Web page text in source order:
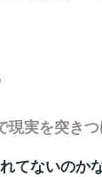
現実を突き
てないのか